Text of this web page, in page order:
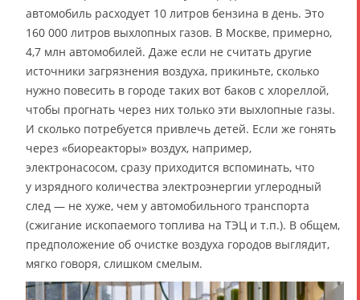
автомобиль расходует 10 литров бензина в день. Это
160 000 литров выхлопных газов. В Москве, примерно,
4,7 млн автомобилей. Даже если не считать другие
источники загрязнения воздуха, прикиньте, сколько
нужно повесить в городе таких вот баков с хлореллой,
чтобы прогнать через них только эти выхлопные газы.
И сколько потребуется привлечь детей. Если же гонять
через «биореакторы» воздух, например,
электронасосом, сразу приходится вспоминать, что
у изрядного количества электроэнергии углеродный
след — не хуже, чем у автомобильного транспорта
(сжигание ископаемого топлива на ТЭЦ и т.п.). В общем,
предположение об очистке воздуха городов выглядит,
мягко говоря, слишком смелым.